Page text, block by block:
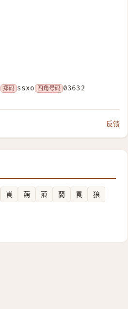
郑码 ssxo 四角号码 03632
反馈
崀 蓢 蒗 䕞 䍚
狼